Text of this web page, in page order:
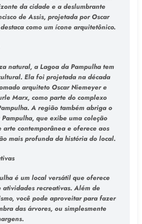
da cidade e a deslumbrante
de Assis, projetada por Oscar
como um ícone arquitetônico.
natural, a Lagoa da Pampulha tem
Ela foi projetada na década
arquiteto Oscar Niemeyer e
Marx, como parte do complexo
A região também abriga o
que exibe uma coleção
arte contemporânea e oferece aos
mais profunda da história do local.
é um local versátil que oferece
recreativas. Além de
você pode aproveitar para fazer
das árvores, ou simplesmente